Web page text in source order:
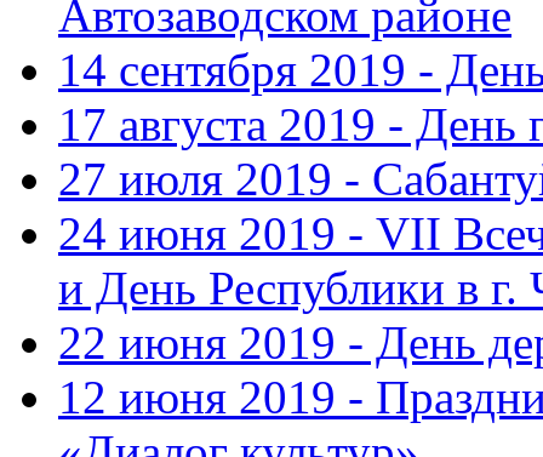
Автозаводском районе
14 сентября 2019 -
17 августа 2019 -
27 июля 2019 -
24 июня 2019 - VII
и День Республики в г.
22 июня 2019 - День
12 июня 2019 -